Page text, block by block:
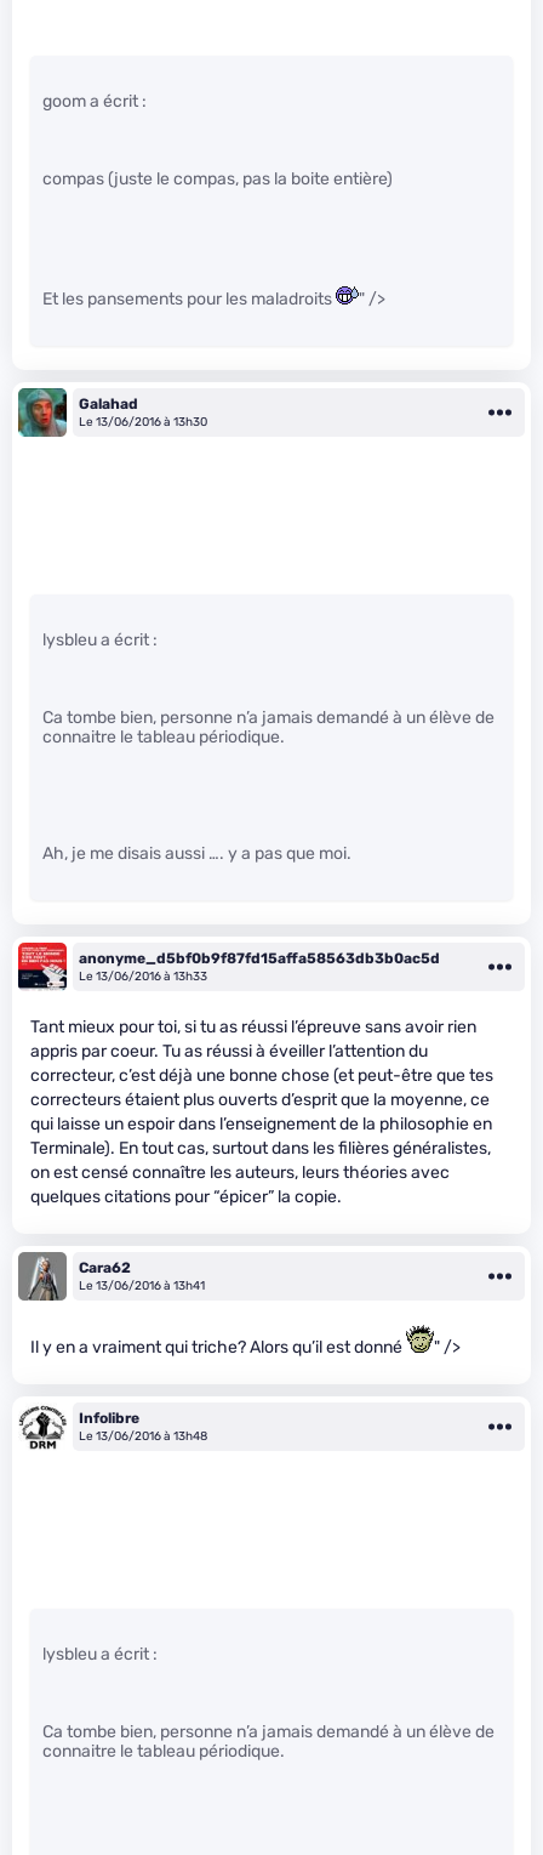
goom a écrit :
compas (juste le compas, pas la boite entière)
Et les pansements pour les maladroits " />
Galahad
Le 13/06/2016 à 13h30
lysbleu a écrit :
Ca tombe bien, personne n’a jamais demandé à un élève de
connaitre le tableau périodique.
Ah, je me disais aussi …. y a pas que moi.
anonyme_d5bf0b9f87fd15affa58563db3b0ac5d
Le 13/06/2016 à 13h33
Tant mieux pour toi, si tu as réussi l’épreuve sans avoir rien
appris par coeur. Tu as réussi à éveiller l’attention du
correcteur, c’est déjà une bonne chose (et peut-être que tes
correcteurs étaient plus ouverts d’esprit que la moyenne, ce
qui laisse un espoir dans l’enseignement de la philosophie en
Terminale). En tout cas, surtout dans les filières généralistes,
on est censé connaître les auteurs, leurs théories avec
quelques citations pour “épicer” la copie.
Cara62
Le 13/06/2016 à 13h41
Il y en a vraiment qui triche? Alors qu’il est donné " />
Infolibre
Le 13/06/2016 à 13h48
lysbleu a écrit :
Ca tombe bien, personne n’a jamais demandé à un élève de
connaitre le tableau périodique.